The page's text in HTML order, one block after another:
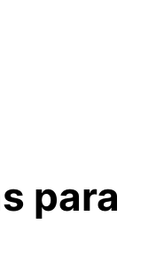
para